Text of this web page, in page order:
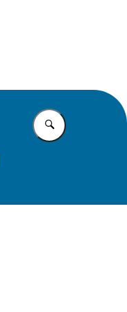
Vul in wat u